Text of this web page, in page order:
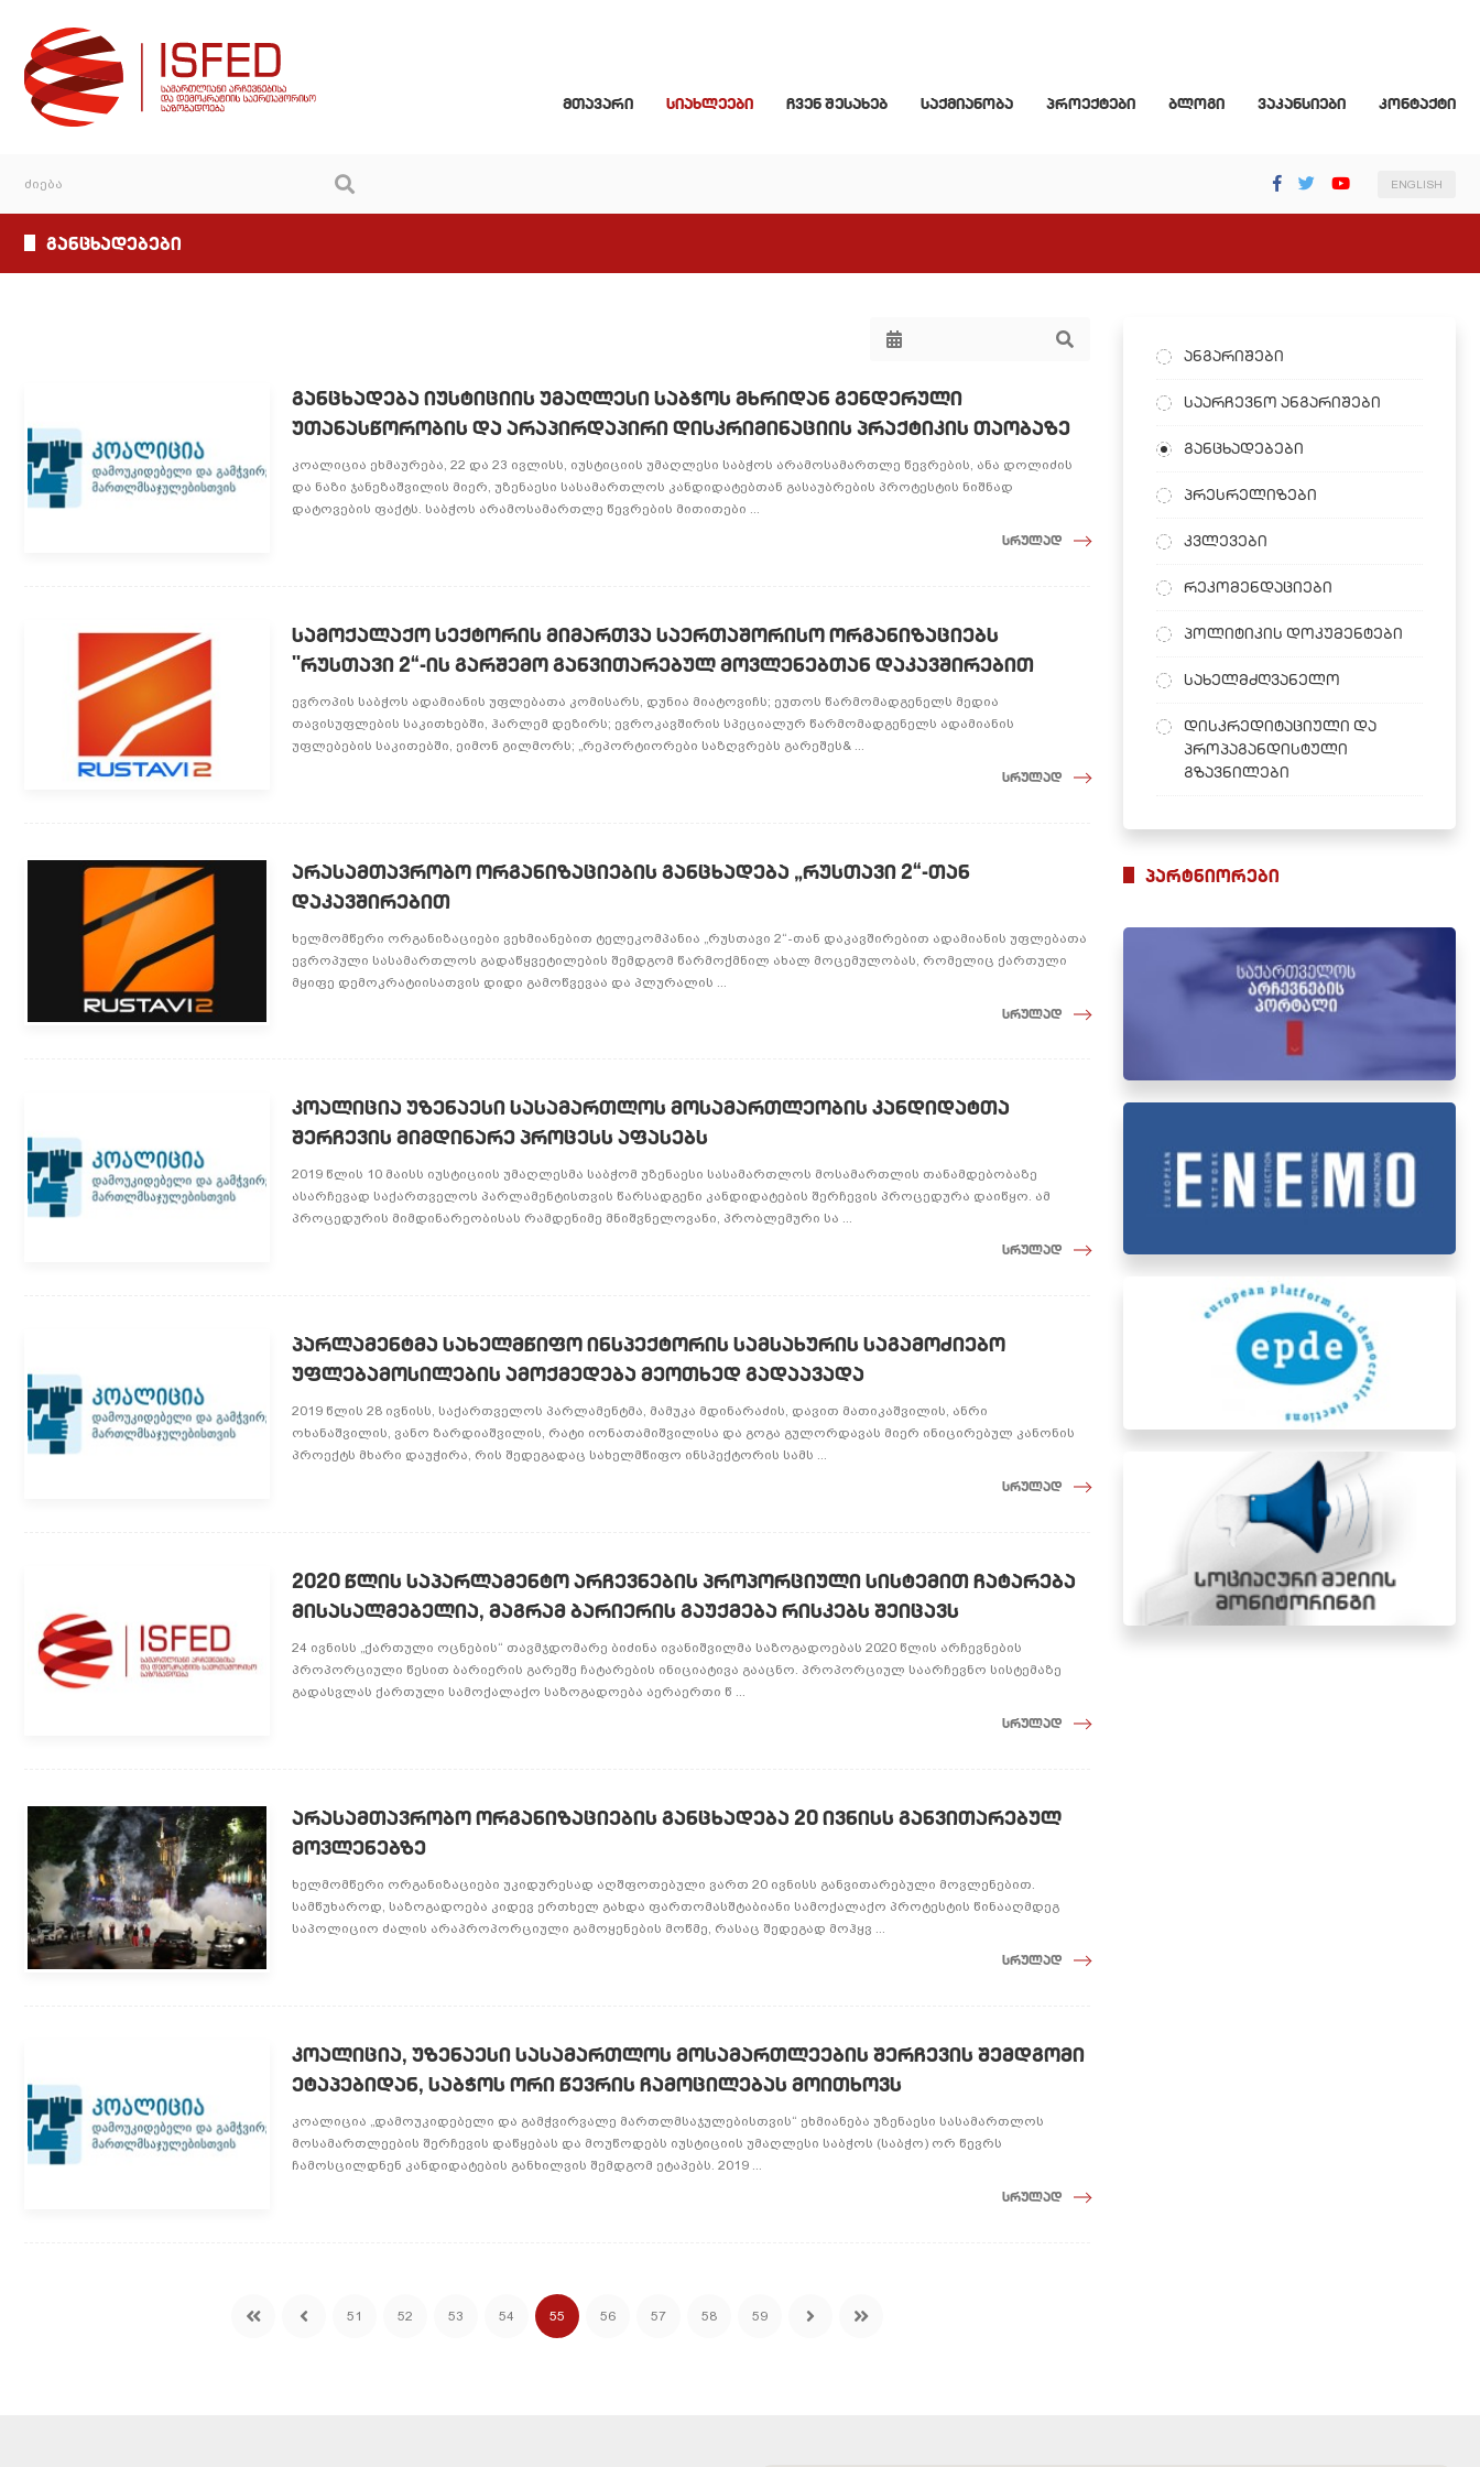
მთავარი სიახლეები ჩვენ შესახებ საქმიანობა პროექტები ბლოგი ვაკანსიები კონტაქტი
ENGLISH
განცხადებები
განცხადება იუსტიციის უმაღლესი საბჭოს მხრიდან გენდერული
უთანასწორობის და არაპირდაპირი დისკრიმინაციის პრაქტიკის თაობაზე
კოალიცია ეხმაურება, 22 და 23 ივლისს, იუსტიციის უმაღლესი საბჭოს არამოსამართლე წევრების, ანა დოლიძის
და ნაზი ჯანეზაშვილის მიერ, უზენაესი სასამართლოს კანდიდატებთან გასაუბრების პროტესტის ნიშნად
დატოვების ფაქტს. საბჭოს არამოსამართლე წევრების მითითები ...
სრულად
სამოქალაქო სექტორის მიმართვა საერთაშორისო ორგანიზაციებს
"რუსთავი 2“-ის გარშემო განვითარებულ მოვლენებთან დაკავშირებით
ევროპის საბჭოს ადამიანის უფლებათა კომისარს, დუნია მიატოვიჩს; ეუთოს წარმომადგენელს მედია
თავისუფლების საკითხებში, ჰარლემ დეზირს; ევროკავშირის სპეციალურ წარმომადგენელს ადამიანის
უფლებების საკითებში, ეიმონ გილმორს; „რეპორტიორები საზღვრებს გარეშეს& ...
სრულად
არასამთავრობო ორგანიზაციების განცხადება „რუსთავი 2“-თან
დაკავშირებით
ხელმომწერი ორგანიზაციები ვეხმიანებით ტელეკომპანია „რუსთავი 2“-თან დაკავშირებით ადამიანის უფლებათა
ევროპული სასამართლოს გადაწყვეტილების შემდგომ წარმოქმნილ ახალ მოცემულობას, რომელიც ქართული
მყიფე დემოკრატიისათვის დიდი გამოწვევაა და პლურალის ...
სრულად
კოალიცია უზენაესი სასამართლოს მოსამართლეობის კანდიდატთა
შერჩევის მიმდინარე პროცესს აფასებს
2019 წლის 10 მაისს იუსტიციის უმაღლესმა საბჭომ უზენაესი სასამართლოს მოსამართლის თანამდებობაზე
ასარჩევად საქართველოს პარლამენტისთვის წარსადგენი კანდიდატების შერჩევის პროცედურა დაიწყო. ამ
პროცედურის მიმდინარეობისას რამდენიმე მნიშვნელოვანი, პრობლემური სა ...
სრულად
პარლამენტმა სახელმწიფო ინსპექტორის სამსახურის საგამოძიებო
უფლებამოსილების ამოქმედება მეოთხედ გადაავადა
2019 წლის 28 ივნისს, საქართველოს პარლამენტმა, მამუკა მდინარაძის, დავით მათიკაშვილის, ანრი
ოხანაშვილის, ვანო ზარდიაშვილის, რატი იონათამიშვილისა და გოგა გულორდავას მიერ ინიცირებულ კანონის
პროექტს მხარი დაუჭირა, რის შედეგადაც სახელმწიფო ინსპექტორის სამს ...
სრულად
2020 წლის საპარლამენტო არჩევნების პროპორციული სისტემით ჩატარება
მისასალმებელია, მაგრამ ბარიერის გაუქმება რისკებს შეიცავს
24 ივნისს „ქართული ოცნების“ თავმჯდომარე ბიძინა ივანიშვილმა საზოგადოებას 2020 წლის არჩევნების
პროპორციული წესით ბარიერის გარეშე ჩატარების ინიციატივა გააცნო. პროპორციულ საარჩევნო სისტემაზე
გადასვლას ქართული სამოქალაქო საზოგადოება აერაერთი წ ...
სრულად
არასამთავრობო ორგანიზაციების განცხადება 20 ივნისს განვითარებულ
მოვლენებზე
ხელმომწერი ორგანიზაციები უკიდურესად აღშფოთებული ვართ 20 ივნისს განვითარებული მოვლენებით.
სამწუხაროდ, საზოგადოება კიდევ ერთხელ გახდა ფართომასშტაბიანი სამოქალაქო პროტესტის წინააღმდეგ
საპოლიციო ძალის არაპროპორციული გამოყენების მოწმე, რასაც შედეგად მოჰყვ ...
სრულად
კოალიცია, უზენაესი სასამართლოს მოსამართლეების შერჩევის შემდგომი
ეტაპებიდან, საბჭოს ორი წევრის ჩამოცილებას მოითხოვს
კოალიცია „დამოუკიდებელი და გამჭვირვალე მართლმსაჯულებისთვის“ ეხმიანება უზენაესი სასამართლოს
მოსამართლეების შერჩევის დაწყებას და მოუწოდებს იუსტიციის უმაღლესი საბჭოს (საბჭო) ორ წევრს
ჩამოსცილდნენ კანდიდატების განხილვის შემდგომ ეტაპებს. 2019 ...
სრულად
51 52 53 54 55 56 57 58 59
ანგარიშები
საარჩევნო ანგარიშები
განცხადებები
პრესრელიზები
კვლევები
რეკომენდაციები
პოლიტიკის დოკუმენტები
სახელმძღვანელო
დისკრედიტაციული და
პროპაგანდისტული
გზავნილები
პარტნიორები